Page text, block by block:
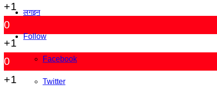
लगइन
Follow
Facebook
Twitter
+1
0
+1
0
+1